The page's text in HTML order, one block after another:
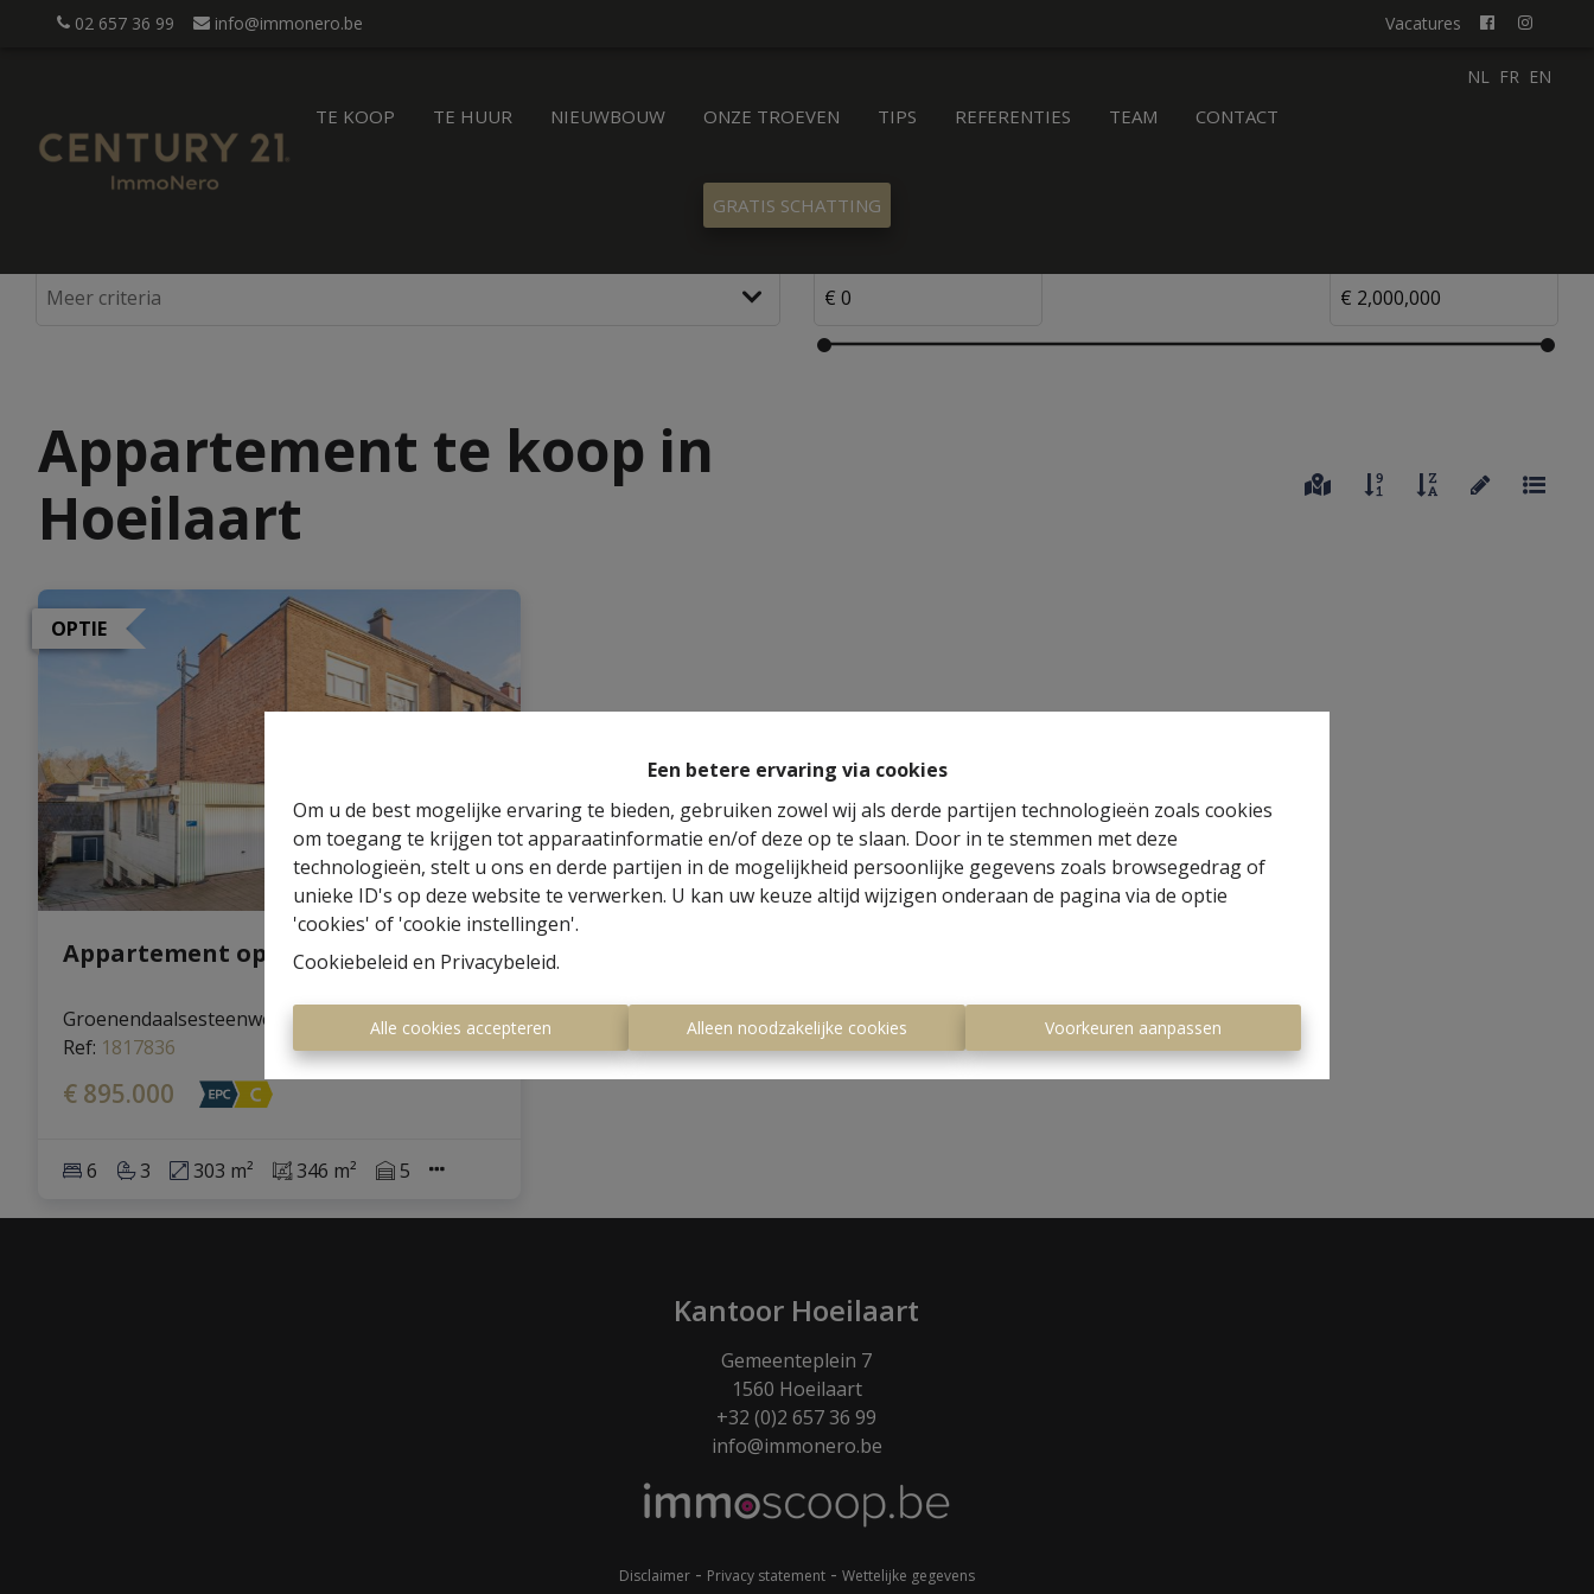
Een betere ervaring via cookies
Om u de best mogelijke ervaring te bieden, gebruiken zowel wij als derde partijen technologieën zoals cookies
om toegang te krijgen tot apparaatinformatie en/of deze op te slaan. Door in te stemmen met deze
technologieën, stelt u ons en derde partijen in de mogelijkheid persoonlijke gegevens zoals browsegedrag of
unieke ID's op deze website te verwerken. U kan uw keuze altijd wijzigen onderaan de pagina via de optie
'cookies' of 'cookie instellingen'.
Cookiebeleid en Privacybeleid.
Alle cookies accepteren Alleen noodzakelijke cookies Voorkeuren aanpassen
02 657 36 99 info@immonero.be Vacatures
TE KOOP TE HUUR NIEUWBOUW ONZE TROEVEN TIPS REFERENTIES TEAM CONTACT
GRATIS SCHATTING
NL FR EN
Appartement te koop in
Hoeilaart
OPTIE
Appartement opbrengsteigendom
Groenendaalsesteenweg 97 a, 1560 Hoeilaart |
Ref: 1817836
€ 895.000
6 3 303 m² 346 m² 5
Kantoor Hoeilaart
Gemeenteplein 7
1560 Hoeilaart
+32 (0)2 657 36 99
info@immonero.be
Disclaimer- Privacy statement- Wettelijke gegevens